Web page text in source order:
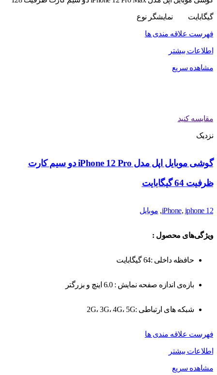
گیگابایت نمایشگر نوع
فهرست علاقه مندی ها
اطلاعات بیشتر
مشاهده سریع
مقایسه کنید
نزدیک
گوشی موبایل اپل مدل iPhone 12 Pro دو سیم‌ کارت
ظرفیت 64 گیگابایت
iPhone, iphone 12
, موبایل
ویژگی‌های محصول :
حافظه داخلی :64 گیگابایت
بازه‌ی اندازه صفحه نمایش : 6.0 اینچ و بزرگتر
شبکه های ارتباطی :2G، 3G، 4G، 5G
فهرست علاقه مندی ها
اطلاعات بیشتر
مشاهده سریع